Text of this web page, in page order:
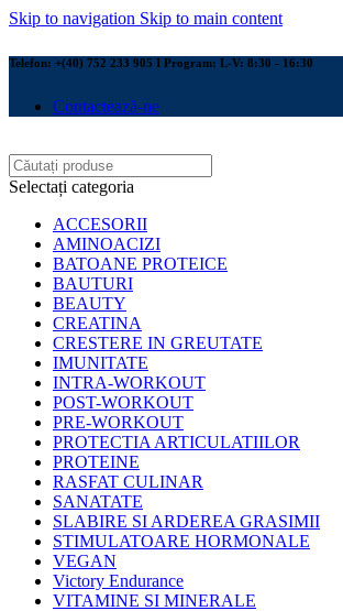
Skip to navigation Skip to main content
Telefon: +(40) 752 233 905 I Program: L-V: 8:30 - 16:30
Contactează-ne
Selectați categoria
ACCESORII
AMINOACIZI
BATOANE PROTEICE
BAUTURI
BEAUTY
CREATINA
CRESTERE IN GREUTATE
IMUNITATE
INTRA-WORKOUT
POST-WORKOUT
PRE-WORKOUT
PROTECTIA ARTICULATIILOR
PROTEINE
RASFAT CULINAR
SANATATE
SLABIRE SI ARDEREA GRASIMII
STIMULATOARE HORMONALE
VEGAN
Victory Endurance
VITAMINE SI MINERALE